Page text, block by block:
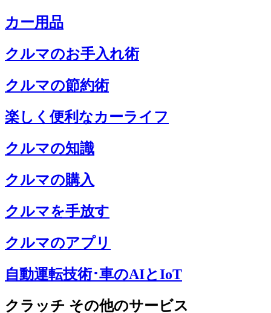
カー用品
クルマのお手入れ術
クルマの節約術
楽しく便利なカーライフ
クルマの知識
クルマの購入
クルマを手放す
クルマのアプリ
自動運転技術･車のAIとIoT
クラッチ その他のサービス